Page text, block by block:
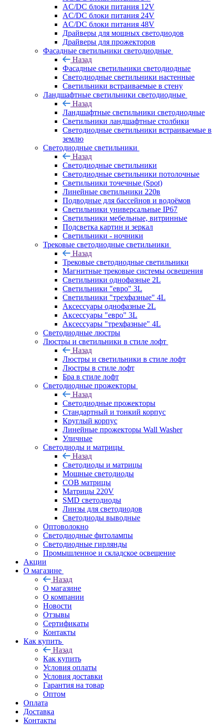
AC/DC блоки питания 12V
AC/DC блоки питания 24V
AC/DC блоки питания 48V
Драйверы для мощных светодиодов
Драйверы для прожекторов
Фасадные светильники светодиодные
Назад
Фасадные светильники светодиодные
Светодиодные светильники настенные
Светильники встраиваемые в стену
Ландшафтные светильники светодиодные
Назад
Ландшафтные светильники светодиодные
Светильники ландшафтные столбики
Светодиодные светильники встраиваемые в
землю
Светодиодные светильники
Назад
Светодиодные светильники
Светодиодные светильники потолочные
Светильники точечные (Spot)
Линейные светильники 220в
Подводные для бассейнов и водоёмов
Светильники универсальные IP67
Светильники мебельные, витринные
Подсветка картин и зеркал
Светильники - ночники
Трековые светодиодные светильники
Назад
Трековые светодиодные светильники
Магнитные трековые системы освещения
Светильники однофазные 2L
Светильники "евро" 3L
Светильники "трехфазные" 4L
Аксессуары однофазные 2L
Аксессуары "евро" 3L
Аксессуары "трехфазные" 4L
Светодиодные люстры
Люстры и светильники в стиле лофт
Назад
Люстры и светильники в стиле лофт
Люстры в стиле лофт
Бра в стиле лофт
Светодиодные прожекторы
Назад
Светодиодные прожекторы
Стандартный и тонкий корпус
Круглый корпус
Линейные прожекторы Wall Washer
Уличные
Светодиоды и матрицы
Назад
Светодиоды и матрицы
Мощные светодиоды
COB матрицы
Матрицы 220V
SMD светодиоды
Линзы для светодиодов
Светодиоды выводные
Оптоволокно
Светодиодные фитолампы
Светодиодные гирлянды
Промышленное и складское освещение
Акции
О магазине
Назад
О магазине
О компании
Новости
Отзывы
Сертификаты
Контакты
Как купить
Назад
Как купить
Условия оплаты
Условия доставки
Гарантия на товар
Оптом
Оплата
Доставка
Контакты